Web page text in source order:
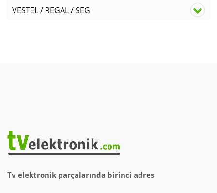
VESTEL / REGAL / SEG
Tv elektronik parçalarında birinci adres